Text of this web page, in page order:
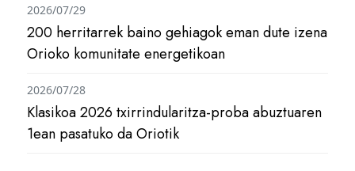
200 herritarrek baino gehiagok eman dute izena
Orioko komunitate energetikoan
2026/07/29
Klasikoa 2026 txirrindularitza-proba abuztuaren
1ean pasatuko da Oriotik
2026/07/28